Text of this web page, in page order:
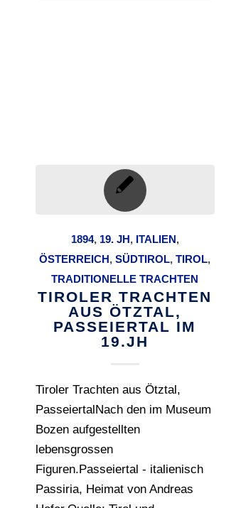
1894, 19. JH, ITALIEN,
ÖSTERREICH,SÜDTIROL,TIROL,
TRADITIONELLE TRACHTEN
TIROLER TRACHTEN
AUS ÖTZTAL,
PASSEIERTAL IM
19.JH
Tiroler Trachten aus Ötztal,
PasseiertalNach den im Museum
Bozen aufgestellten
lebensgrossen
Figuren.Passeiertal - italienisch
Passiria, Heimat von Andreas